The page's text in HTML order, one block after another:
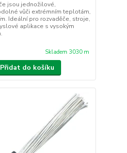
jsou jednožilové,
vůči extrémním teplotám,
Ideální pro rozvaděče, stroje,
aplikace s vysokým
Skladem 3030 m
Přidat do košíku